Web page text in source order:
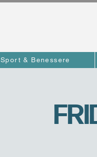
Sport & Benessere